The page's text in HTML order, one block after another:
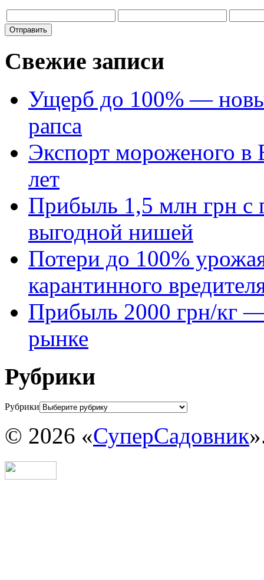
Свежие записи
Ущерб до 100% —
рапса
Экспорт мороженого в
лет
Прибыль 1,5 млн грн с
выгодной нишей
Потери до 100%
карантинного
Прибыль 2000 грн/кг —
рынке
Рубрики
Рубрики
© 2026 «СуперСадовник